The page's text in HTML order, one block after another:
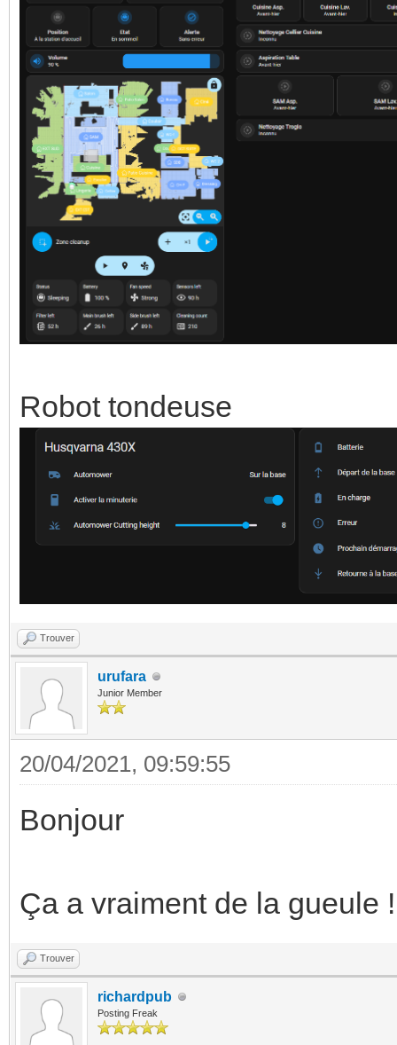
Robot tondeuse
Trouver
urufara
Junior Member
20/04/2021, 09:59:55
Bonjour
Ça a vraiment de la gueule !
Trouver
richardpub
Posting Freak